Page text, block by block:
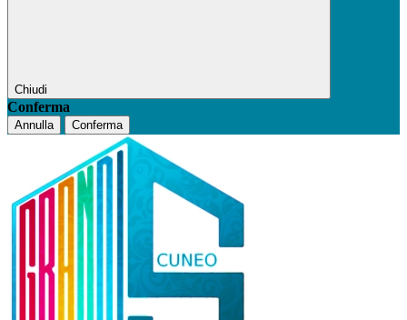
Chiudi
Conferma
Annulla Conferma